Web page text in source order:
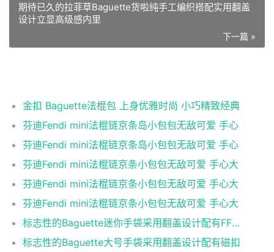
期待已久的拉菲草Baguette货啦纯手工编织搭配实用翻盖
设计立显高级感内里
下一篇 »
金扣 Baguette法棍包 上身优雅时尚 小巧精致经典
芬迪Fendi mini法棍链京条岛小包包无敌可爱 手心
芬迪Fendi mini法棍链京条岛小包包无敌可爱 手心
芬迪Fendi mini法棍链京条小包包无敌可爱 手心大
芬迪Fendi mini法棍链京条小包包无敌可爱 手心大
芬迪Fendi mini法棍链京条小包包无敌可爱 手心大
标志性的Baguette迷你手袋采用翻盖设计配有FF磁扣
标志性的Baguette大号手袋采用翻盖设计配有磁扣